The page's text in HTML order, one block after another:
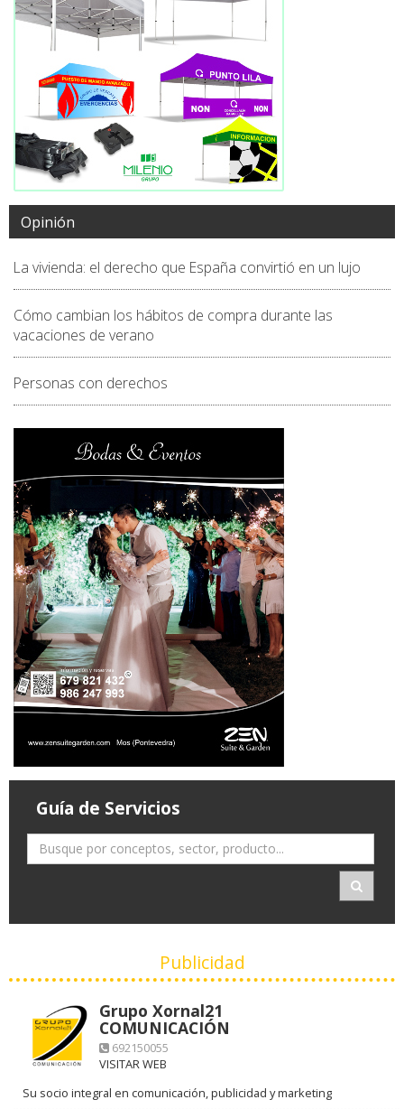
Opinión
La vivienda: el derecho que España convirtió en un lujo
Cómo cambian los hábitos de compra durante las
vacaciones de verano
Personas con derechos
Guía de Servicios
Publicidad
Grupo Xornal21
COMUNICACIÓN
692150055
VISITAR WEB
Su socio integral en comunicación, publicidad y marketing